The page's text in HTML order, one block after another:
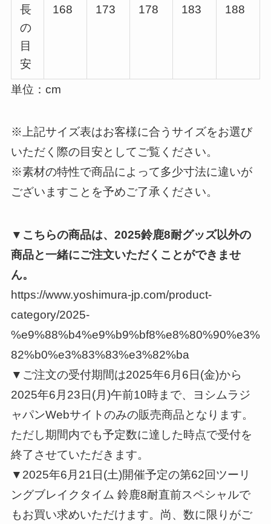
長
の
目
安
168
173
178
183
188
単位：cm
※上記サイズ表はお客様に合うサイズをお選び
いただく際の目安としてご覧ください。
※素材の特性で商品によって多少寸法に違いが
ございますことを予めご了承ください。
▼こちらの商品は、2025鈴鹿8耐グッズ以外の
商品と一緒にご注文いただくことができませ
ん。
https://www.yoshimura-jp.com/product-
category/2025-
%e9%88%b4%e9%b9%bf8%e8%80%90%e3%
82%b0%e3%83%83%e3%82%ba
▼ご注文の受付期間は2025年6月6日(金)から
2025年6月23日(月)午前10時まで、ヨシムラジ
ャパンWebサイトのみの販売商品となります。
ただし期間内でも予定数に達した時点で受付を
終了させていただきます。
▼2025年6月21日(土)開催予定の第62回ツーリ
ングブレイクタイム 鈴鹿8耐直前スペシャルで
もお買い求めいただけます。尚、数に限りがご